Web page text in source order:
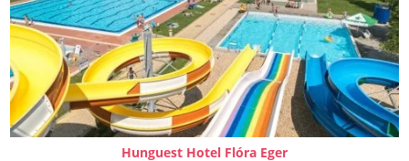
Hunguest Hotel Flóra Eger